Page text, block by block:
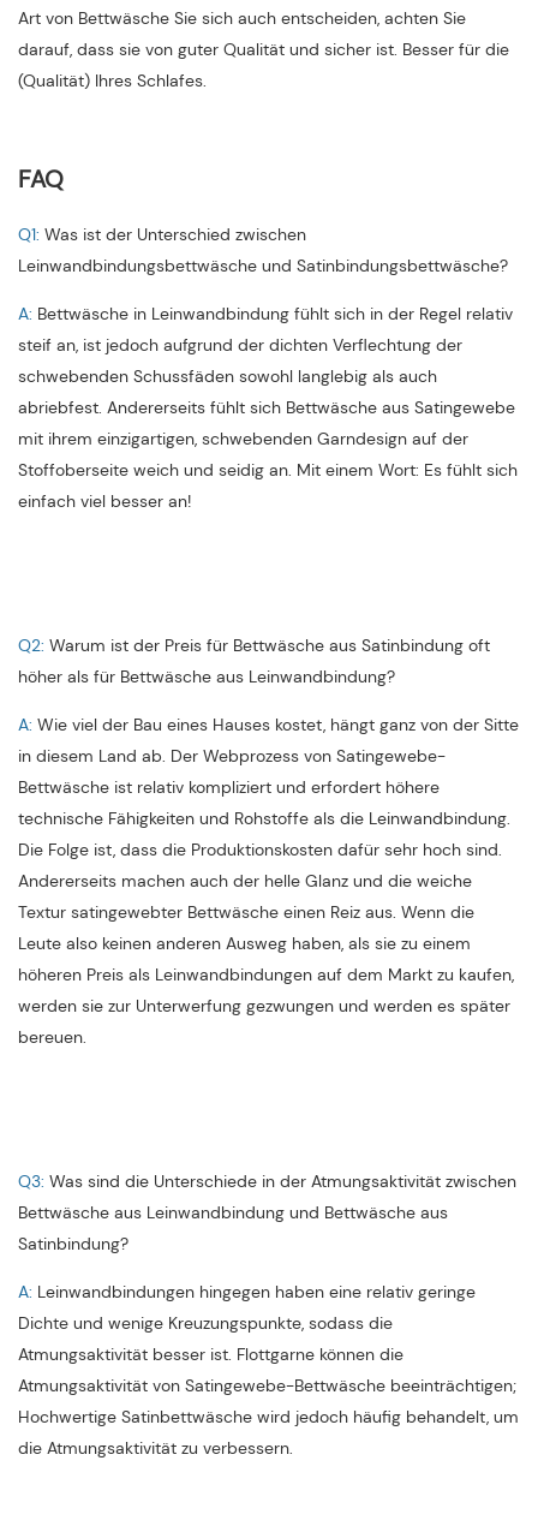
Art von Bettwäsche Sie sich auch entscheiden, achten Sie
darauf, dass sie von guter Qualität und sicher ist. Besser für die
(Qualität) Ihres Schlafes.
FAQ
Q1: Was ist der Unterschied zwischen
Leinwandbindungsbettwäsche und Satinbindungsbettwäsche?
A: Bettwäsche in Leinwandbindung fühlt sich in der Regel relativ
steif an, ist jedoch aufgrund der dichten Verflechtung der
schwebenden Schussfäden sowohl langlebig als auch
abriebfest. Andererseits fühlt sich Bettwäsche aus Satingewebe
mit ihrem einzigartigen, schwebenden Garndesign auf der
Stoffoberseite weich und seidig an. Mit einem Wort: Es fühlt sich
einfach viel besser an!
Q2: Warum ist der Preis für Bettwäsche aus Satinbindung oft
höher als für Bettwäsche aus Leinwandbindung?
A: Wie viel der Bau eines Hauses kostet, hängt ganz von der Sitte
in diesem Land ab. Der Webprozess von Satingewebe-
Bettwäsche ist relativ kompliziert und erfordert höhere
technische Fähigkeiten und Rohstoffe als die Leinwandbindung.
Die Folge ist, dass die Produktionskosten dafür sehr hoch sind.
Andererseits machen auch der helle Glanz und die weiche
Textur satingewebter Bettwäsche einen Reiz aus. Wenn die
Leute also keinen anderen Ausweg haben, als sie zu einem
höheren Preis als Leinwandbindungen auf dem Markt zu kaufen,
werden sie zur Unterwerfung gezwungen und werden es später
bereuen.
Q3: Was sind die Unterschiede in der Atmungsaktivität zwischen
Bettwäsche aus Leinwandbindung und Bettwäsche aus
Satinbindung?
A: Leinwandbindungen hingegen haben eine relativ geringe
Dichte und wenige Kreuzungspunkte, sodass die
Atmungsaktivität besser ist. Flottgarne können die
Atmungsaktivität von Satingewebe-Bettwäsche beeinträchtigen;
Hochwertige Satinbettwäsche wird jedoch häufig behandelt, um
die Atmungsaktivität zu verbessern.